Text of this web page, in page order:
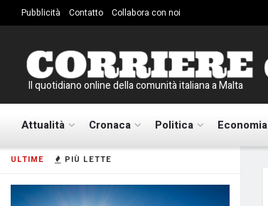
ULTIME PIÙ LETTE
Pubblicità Contatto Collabora con noi
Il quotidiano online della comunità italiana a Malta
Attualità Cronaca Politica Economia